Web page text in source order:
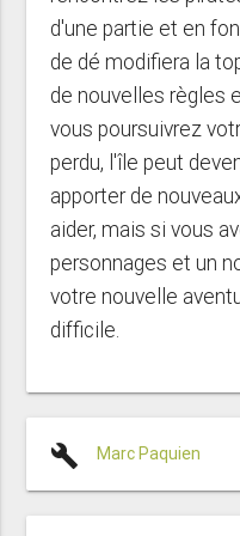
d'une partie et en
de dé modifiera la
de nouvelles règles
vous poursuivrez
perdu, l'île peut
apporter de
aider, mais si vous
personnages et un
votre nouvelle
difficile.
build Marc Paquien